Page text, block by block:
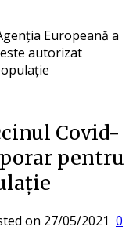
Europeană a
autorizat
Covid-
pentru
on 27/05/2021 0